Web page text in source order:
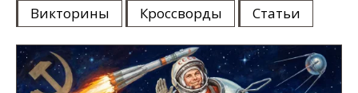
Викторины Кроссворды Статьи